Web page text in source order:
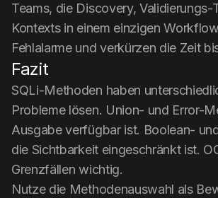
Teams, die Discovery,
Kontexts in einem einzigen
Fehlalarme und verkürzen die Zeit
Fazit
SQLi-Methoden haben
Probleme lösen. Union- und Error-
Ausgabe verfügbar ist. Boolean-
die Sichtbarkeit eingeschränkt ist.
Grenzfällen wichtig.
Nutze die Methodenauswahl als